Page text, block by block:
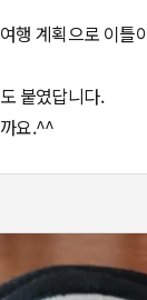
행 계획으로 이
붙였답니다.
요.^^